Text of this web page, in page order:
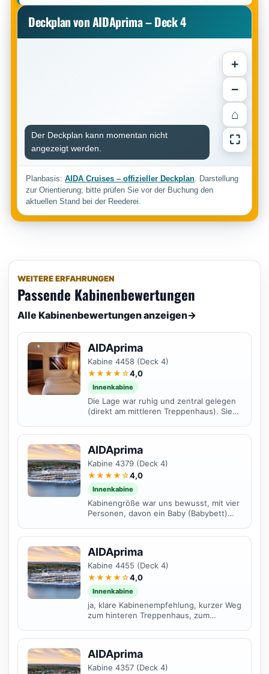
Deckplan von AIDAprima – Deck 4
+
−
⌂
⛶
Der Deckplan kann momentan nicht
angezeigt werden.
Planbasis: AIDA Cruises – offizieller Deckplan. Darstellung
zur Orientierung; bitte prüfen Sie vor der Buchung den
aktuellen Stand bei der Reederei.
WEITERE ERFAHRUNGEN
Passende Kabinenbewertungen
Alle Kabinenbewertungen anzeigen→
AIDAprima
Kabine 4458 (Deck 4)
★★★★☆4,0
Innenkabine
Die Lage war ruhig und zentral gelegen
(direkt am mittleren Treppenhaus). Sie
AIDAprima
Kabine 4379 (Deck 4)
★★★★☆4,0
Innenkabine
Kabinengröße war uns bewusst, mit vier
Personen, davon ein Baby (Babybett)
AIDAprima
Kabine 4455 (Deck 4)
★★★★☆4,0
Innenkabine
ja, klare Kabinenempfehlung, kurzer Weg
zum hinteren Treppenhaus, zum
AIDAprima
Kabine 4357 (Deck 4)